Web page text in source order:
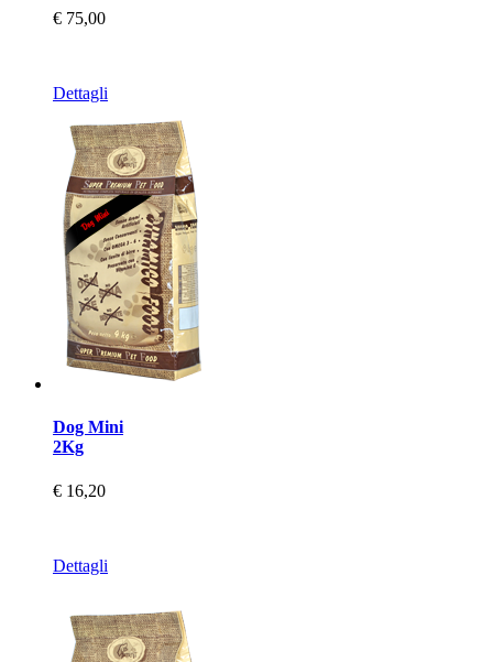
€ 75,00
Dettagli
Dog Mini
2Kg
€ 16,20
Dettagli